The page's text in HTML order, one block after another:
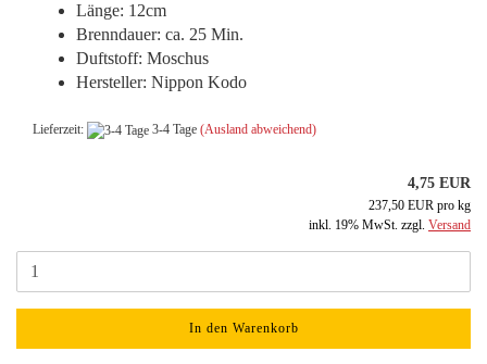
Länge: 12cm
Brenndauer: ca. 25 Min.
Duftstoff: Moschus
Hersteller: Nippon Kodo
Lieferzeit: 3-4 Tage (Ausland abweichend)
4,75 EUR
237,50 EUR pro kg
inkl. 19% MwSt. zzgl. Versand
In den Warenkorb